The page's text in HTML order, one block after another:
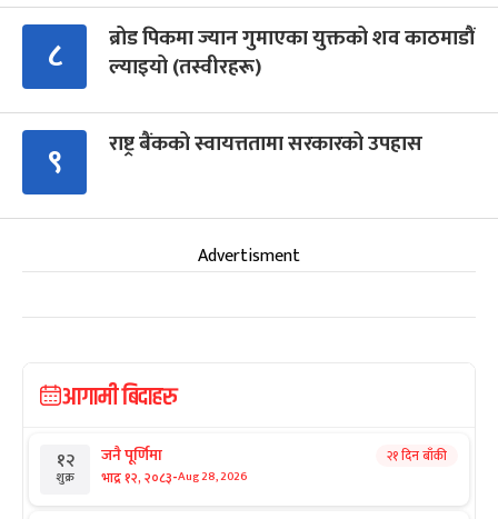
८
ब्रोड पिकमा ज्यान गुमाएका युक्तको शव काठमाडौं
ल्याइयो (तस्वीरहरू)
९ राष्ट्र बैंकको स्वायत्ततामा सरकारको उपहास
Advertisment
आगामी बिदाहरु
१२
शुक्र
जनै पूर्णिमा
भाद्र १२, २०८३-Aug 28, 2026
२१ दिन बाँकी